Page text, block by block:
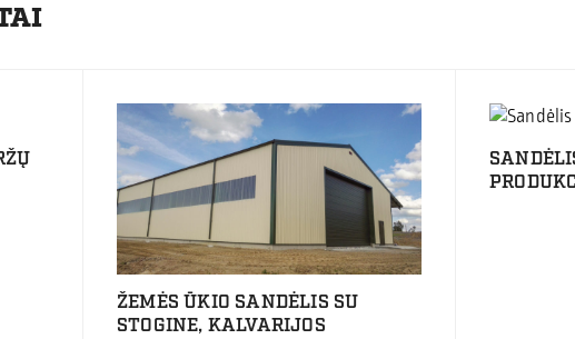
ŽEMĖS ŪKIO SANDĖLIS SU
STOGINE, KALVARIJOS